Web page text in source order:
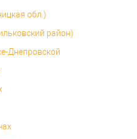
обл.)
район)
Днепровской